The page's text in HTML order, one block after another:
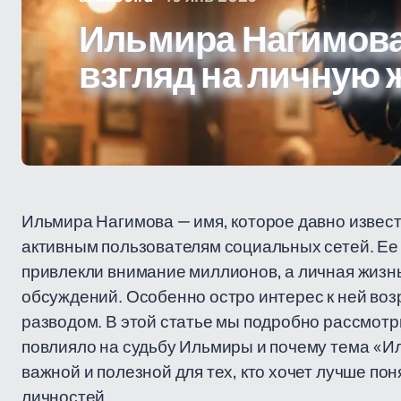
Ильмира
взгляд на личную
Ильмира Нагимова — имя, которое давно
активным пользователям социальных сетей.
привлекли внимание миллионов, а личная
обсуждений. Особенно остро интерес к ней
разводом. В этой статье мы подробно
повлияло на судьбу Ильмиры и почему тема
важной и полезной для тех, кто хочет лучше